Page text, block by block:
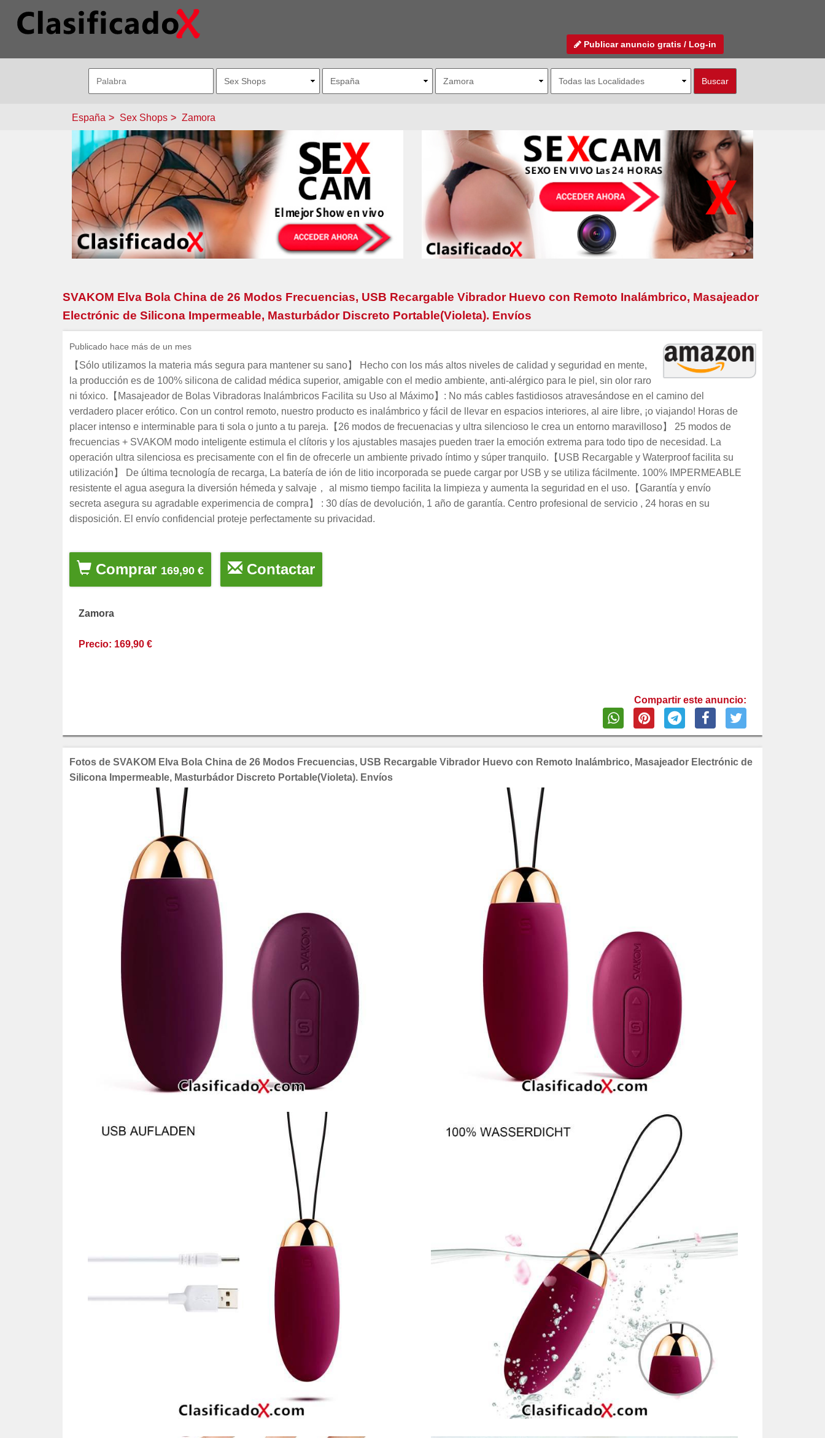
Publicar anuncio gratis / Log-in
España Sex Shops Zamora
SVAKOM Elva Bola China de 26 Modos Frecuencias, USB Recargable Vibrador Huevo con Remoto Inalámbrico, Masajeador
Electrónic de Silicona Impermeable, Masturbádor Discreto Portable(Violeta). Envíos
Publicado hace más de un mes
【Sólo utilizamos la materia más segura para mantener su sano】 Hecho con los más altos niveles de calidad y seguridad en mente,
la producción es de 100% silicona de calidad médica superior, amigable con el medio ambiente, anti-alérgico para le piel, sin olor raro
ni tóxico.【Masajeador de Bolas Vibradoras Inalámbricos Facilita su Uso al Máximo】: No más cables fastidiosos atravesándose en el camino del
verdadero placer erótico. Con un control remoto, nuestro producto es inalámbrico y fácil de llevar en espacios interiores, al aire libre, ¡o viajando! Horas de
placer intenso e interminable para ti sola o junto a tu pareja.【26 modos de frecuenacias y ultra silencioso le crea un entorno maravilloso】 25 modos de
frecuencias + SVAKOM modo inteligente estimula el clítoris y los ajustables masajes pueden traer la emoción extrema para todo tipo de necesidad. La
operación ultra silenciosa es precisamente con el fin de ofrecerle un ambiente privado íntimo y súper tranquilo.【USB Recargable y Waterproof facilita su
utilización】 De última tecnología de recarga, La batería de ión de litio incorporada se puede cargar por USB y se utiliza fácilmente. 100% IMPERMEABLE
resistente el agua asegura la diversión hémeda y salvaje， al mismo tiempo facilita la limpieza y aumenta la seguridad en el uso.【Garantía y envío
secreta asegura su agradable experimencia de compra】 : 30 días de devolución, 1 año de garantía. Centro profesional de servicio , 24 horas en su
disposición. El envío confidencial proteje perfectamente su privacidad.
Comprar 169,90 € Contactar
Zamora
Precio: 169,90 €
Compartir este anuncio:
Fotos de SVAKOM Elva Bola China de 26 Modos Frecuencias, USB Recargable Vibrador Huevo con Remoto Inalámbrico, Masajeador Electrónic de
Silicona Impermeable, Masturbádor Discreto Portable(Violeta). Envíos